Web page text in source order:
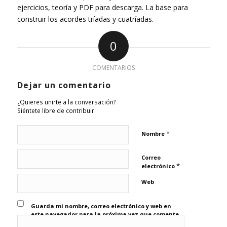
ejercicios, teoría y PDF para descarga. La base para
construir los acordes tríadas y cuatríadas.
0
COMENTARIOS
Dejar un comentario
¿Quieres unirte a la conversación?
Siéntete libre de contribuir!
Nombre *
Correo
electrónico *
Web
Guarda mi nombre, correo electrónico y web en
este navegador para la próxima vez que comente.